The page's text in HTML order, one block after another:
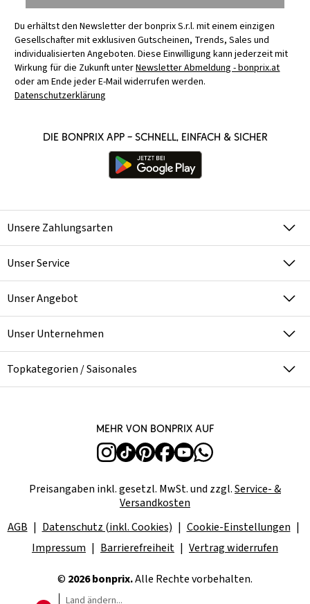
Du erhältst den Newsletter der bonprix S.r.l. mit einem einzigen
Gesellschafter mit exklusiven Gutscheinen, Trends, Sales und
individualisierten Angeboten. Diese Einwilligung kann jederzeit mit
Wirkung für die Zukunft unterNewsletter Abmeldung - bonprix.at
oder am Ende jeder E-Mail widerrufen werden.
Datenschutzerklärung
Die bonprix App – schnell, einfach & sicher
Unsere Zahlungsarten
Unser Service
Unser Angebot
Unser Unternehmen
Topkategorien / Saisonales
Mehr von bonprix auf
Preisangaben inkl. gesetzl. MwSt. und zzgl.Service- &
Versandkosten
AGB
Datenschutz (inkl. Cookies)
Cookie-Einstellungen
Impressum
Barrierefreiheit Vertrag widerrufen
© 2026 bonprix.Alle Rechte vorbehalten.
Land ändern...